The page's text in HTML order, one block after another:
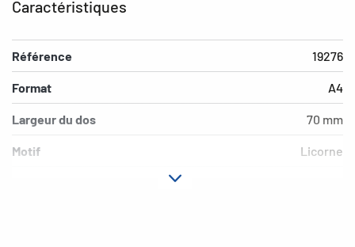
Caractéristiques
Référence 19276
Format A4
Largeur du dos 70 mm
Motif Licorne